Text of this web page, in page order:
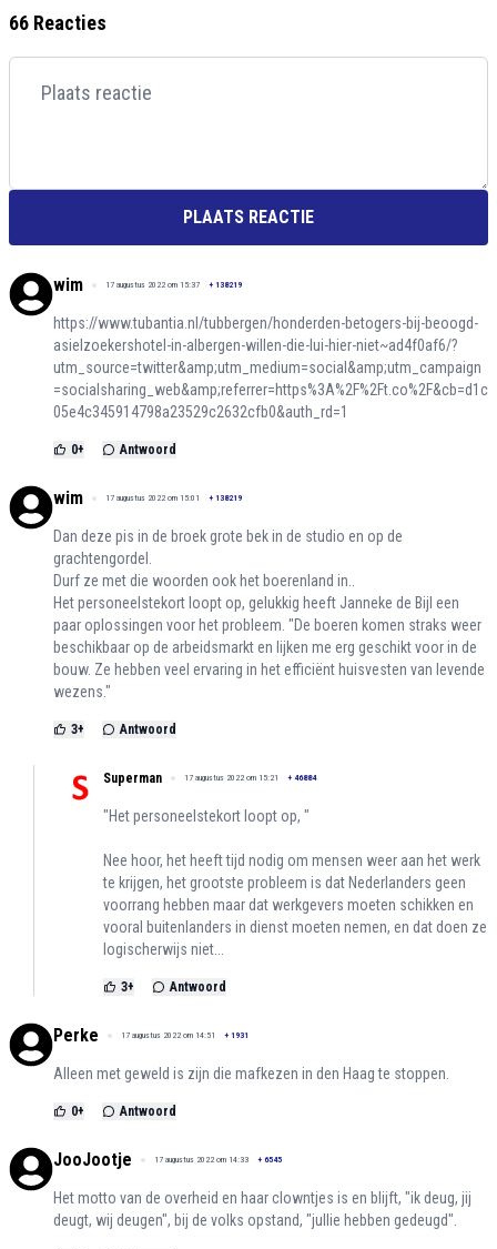
66 Reacties
PLAATS REACTIE
wim 17 augustus 2022 om 15:37 + 138219
https://www.tubantia.nl/tubbergen/honderden-betogers-bij-beoogd-
asielzoekershotel-in-albergen-willen-die-lui-hier-niet~ad4f0af6/?
utm_source=twitter&amp;utm_medium=social&amp;utm_campaign
=socialsharing_web&amp;referrer=https%3A%2F%2Ft.co%2F&cb=d1c
05e4c345914798a23529c2632cfb0&auth_rd=1
0+ Antwoord
wim 17 augustus 2022 om 15:01 + 138219
Dan deze pis in de broek grote bek in de studio en op de
grachtengordel.
Durf ze met die woorden ook het boerenland in..
Het personeelstekort loopt op, gelukkig heeft Janneke de Bijl een
paar oplossingen voor het probleem. "De boeren komen straks weer
beschikbaar op de arbeidsmarkt en lijken me erg geschikt voor in de
bouw. Ze hebben veel ervaring in het efficiënt huisvesten van levende
wezens."
3+ Antwoord
Superman 17 augustus 2022 om 15:21 + 46884
"Het personeelstekort loopt op, "
Nee hoor, het heeft tijd nodig om mensen weer aan het werk
te krijgen, het grootste probleem is dat Nederlanders geen
voorrang hebben maar dat werkgevers moeten schikken en
vooral buitenlanders in dienst moeten nemen, en dat doen ze
logischerwijs niet...
3+ Antwoord
Perke 17 augustus 2022 om 14:51 + 1931
Alleen met geweld is zijn die mafkezen in den Haag te stoppen.
0+ Antwoord
JooJootje 17 augustus 2022 om 14:33 + 6545
Het motto van de overheid en haar clowntjes is en blijft, "ik deug, jij
deugt, wij deugen", bij de volks opstand, "jullie hebben gedeugd".